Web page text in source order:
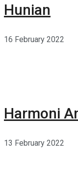
Hunian
16 February 2022
Harmoni
13 February 2022